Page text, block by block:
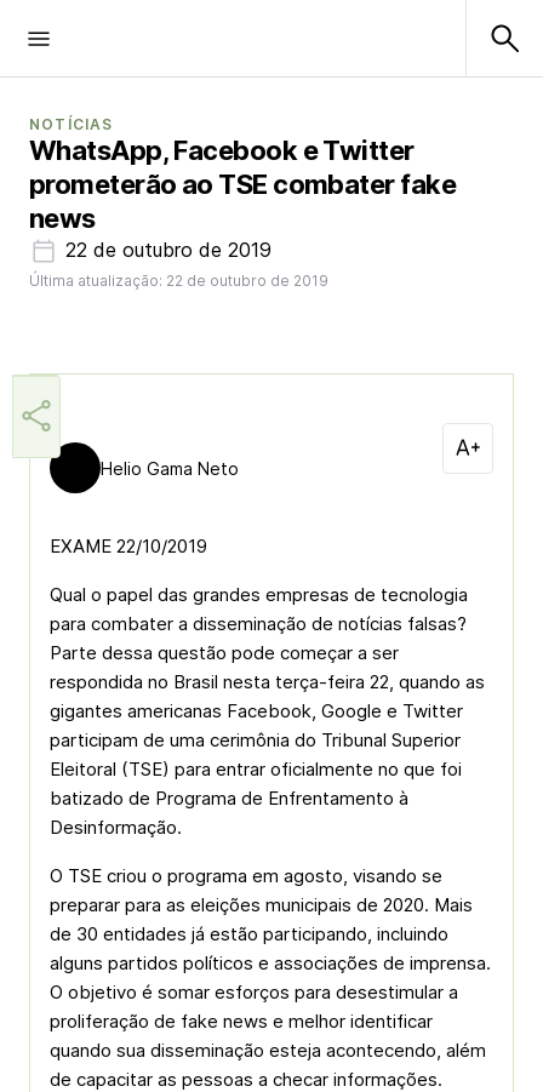
NOTÍCIAS
WhatsApp, Facebook e Twitter
prometerão ao TSE combater fake
news
22 de outubro de 2019
Última atualização: 22 de outubro de 2019
Helio Gama Neto
EXAME 22/10/2019
Qual o papel das grandes empresas de tecnologia
para combater a disseminação de notícias falsas?
Parte dessa questão pode começar a ser
respondida no Brasil nesta terça-feira 22, quando as
gigantes americanas Facebook, Google e Twitter
participam de uma cerimônia do Tribunal Superior
Eleitoral (TSE) para entrar oficialmente no que foi
batizado de Programa de Enfrentamento à
Desinformação.
O TSE criou o programa em agosto, visando se
preparar para as eleições municipais de 2020. Mais
de 30 entidades já estão participando, incluindo
alguns partidos políticos e associações de imprensa.
O objetivo é somar esforços para desestimular a
proliferação de fake news e melhor identificar
quando sua disseminação esteja acontecendo, além
de capacitar as pessoas a checar informações.